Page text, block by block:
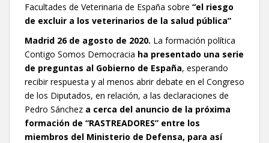
Facultades de Veterinaria de España sobre “el riesgo
de excluir a los veterinarios de la salud pública”
Madrid 26 de agosto de 2020. La formación política
Contigo Somos Democracia ha presentado una serie
de preguntas al Gobierno de España, esperando
recibir respuesta y al menos abrir debate en el Congreso
de los Diputados, en relación, a las declaraciones de
Pedro Sánchez a cerca del anuncio de la próxima
formación de “RASTREADORES” entre los
miembros del Ministerio de Defensa, para así